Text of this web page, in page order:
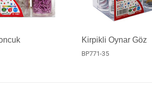
Kirpikli Oynar Göz
BP771-35